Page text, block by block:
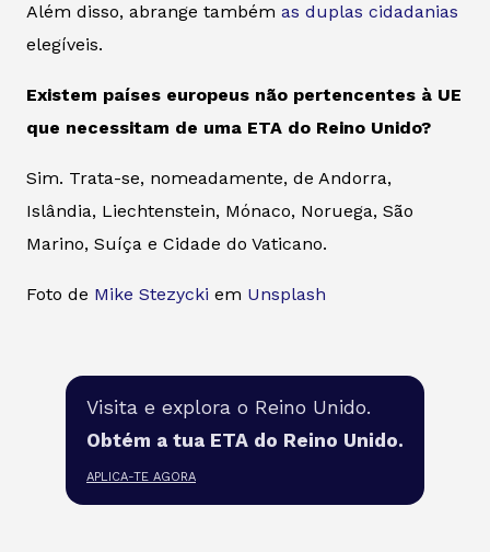
Além disso, abrange também as duplas cidadanias
elegíveis.
Existem países europeus não pertencentes à UE
que necessitam de uma ETA do Reino Unido?
Sim. Trata-se, nomeadamente, de Andorra,
Islândia, Liechtenstein, Mónaco, Noruega, São
Marino, Suíça e Cidade do Vaticano.
Foto de Mike Stezycki em Unsplash
Visita e explora o Reino Unido.
Obtém a tua ETA do Reino Unido.
APLICA-TE AGORA